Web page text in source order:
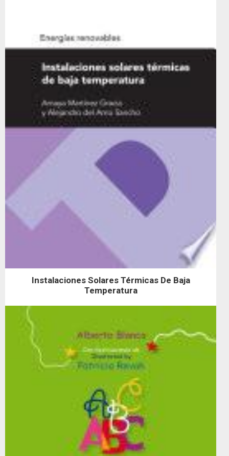
Instalaciones Solares Térmicas De Baja
Temperatura